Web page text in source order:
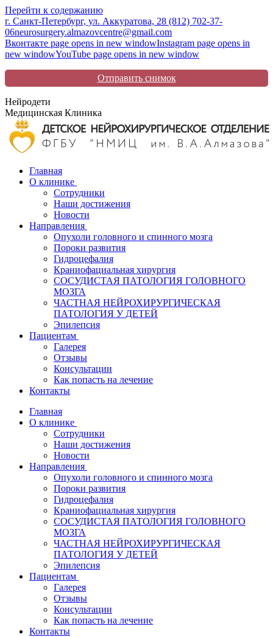
Перейти к содержанию
г. Санкт-Петербург, ул. Аккуратова, 28 (812) 702-37-
06neurosurgery.almazovcentre@gmail.com
Вконтакте page opens in new windowInstagram page opens in
new windowYouTube page opens in new window
Отправить снимок
Нейродети
Медицинская Клиника
Главная
О клинике
Сотрудники
Наши достижения
Новости
Направления
Опухоли головного и спинного мозга
Пороки развития
Гидроцефалия
Краниофациальная хирургия
СОСУДИСТАЯ ПАТОЛОГИЯ ГОЛОВНОГО
МОЗГА
ЧАСТНАЯ НЕЙРОХИРУРГИЧЕСКАЯ
ПАТОЛОГИЯ У ДЕТЕЙ
Эпилепсия
Пациентам
Галерея
Отзывы
Консультации
Как попасть на лечение
Контакты
Главная
О клинике
Сотрудники
Наши достижения
Новости
Направления
Опухоли головного и спинного мозга
Пороки развития
Гидроцефалия
Краниофациальная хирургия
СОСУДИСТАЯ ПАТОЛОГИЯ ГОЛОВНОГО
МОЗГА
ЧАСТНАЯ НЕЙРОХИРУРГИЧЕСКАЯ
ПАТОЛОГИЯ У ДЕТЕЙ
Эпилепсия
Пациентам
Галерея
Отзывы
Консультации
Как попасть на лечение
Контакты